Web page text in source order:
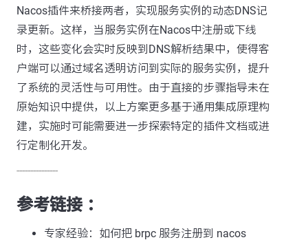
Nacos插件来桥接两者，实现服务实例的动态DNS记
录更新。这样，当服务实例在Nacos中注册或下线
时，这些变化会实时反映到DNS解析结果中，使得客
户端可以通过域名透明访问到实际的服务实例，提升
了系统的灵活性与可用性。由于直接的步骤指导未在
原始知识中提供，以上方案更多基于通用集成原理构
建，实施时可能需要进一步探索特定的插件文档或进
行定制化开发。
---------------
参考链接 ：
专家经验：如何把 brpc 服务注册到 nacos